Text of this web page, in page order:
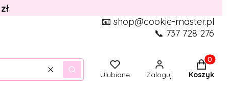
📧 shop@cookie-master.pl
📞 737 728 276
WyczyśćSzukaj Ulubione Zaloguj
Produkty w
Koszyk